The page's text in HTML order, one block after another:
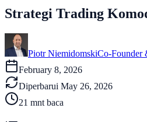
Strategi Trading
Piotr NiemidomskiCo-Founder
February 8, 2026
Diperbarui May 26, 2026
21 mnt baca